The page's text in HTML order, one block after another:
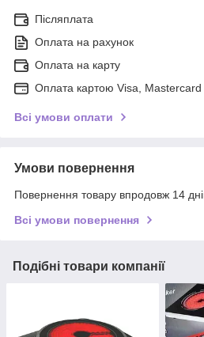
Післяплата
Оплата на рахунок
Оплата на карту
Оплата картою Visa,
Всі умови оплати
Умови повернення
Повернення товару впродовж 14
Всі умови повернення
Подібні товари компанії